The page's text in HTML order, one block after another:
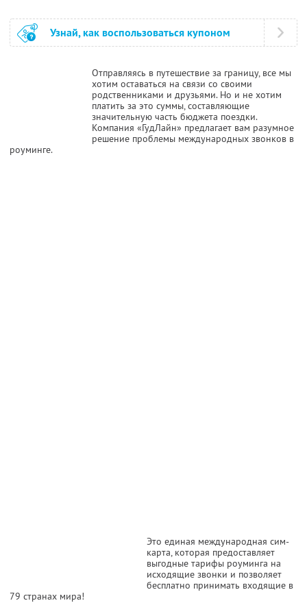
Узнай, как воспользоваться купоном
Отправляясь в путешествие за границу, все мы
хотим оставаться на связи со своими
родственниками и друзьями. Но и не хотим
платить за это суммы, составляющие
значительную часть бюджета поездки.
Компания «ГудЛайн» предлагает вам разумное
решение проблемы международных звонков в
роуминге.
Это единая международная сим-
карта, которая предоставляет
выгодные тарифы роуминга на
исходящие звонки и позволяет
бесплатно принимать входящие в
79 странах мира!